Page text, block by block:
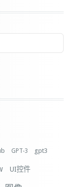
GPT-3 gpt3
UI控件